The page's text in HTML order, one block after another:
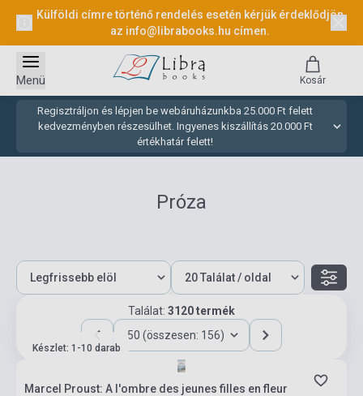
Külföldi címre történő rendelés esetén kérjük érdeklődjön
az info@librabooks.hu címen.
Regisztráljon és lépjen be webáruházunkba 25.000 Ft felett
kedvezményben részesülhet. Ingyenes kiszállítás 20.000 Ft
értékhatár felett!
Menü Kosár
Próza
Találat: 3120 termék
50 (összesen: 156)
Készlet: 1-10 darab
Marcel Proust: A l'ombre des jeunes filles en fleur